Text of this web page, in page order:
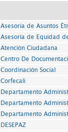
Asesoria de Asuntos
Asesoría de Equidad
Atención Ciudadana
Centro De
Coordinación Social
Corfecali
Departamento
Departamento
Departamento
DESEPAZ